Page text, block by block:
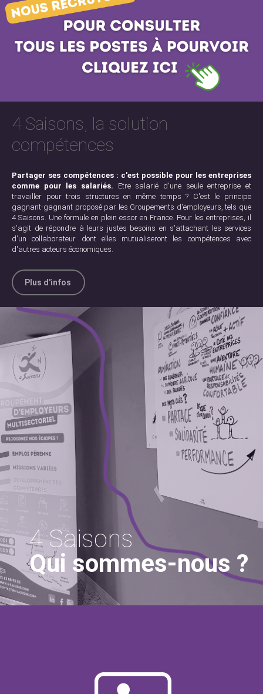
4 Saisons, la solution
compétences
Partager ses compétences : c'est possible pour les entreprises
comme pour les salariés. Etre salarié d'une seule entreprise et
travailler pour trois structures en même temps ? C'est le principe
gagnant-gagnant proposé par les Groupements d'employeurs, tels que
4 Saisons. Une formule en plein essor en France. Pour les entreprises, il
s'agit de répondre à leurs justes besoins en s'attachant les services
d'un collaborateur dont elles mutualiseront les compétences avec
d'autres acteurs économiques.
Plus d'infos
4 Saisons
Qui sommes-nous ?